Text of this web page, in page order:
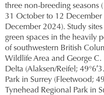
three non-breeding seasons
31 October to 12
December 2024). Study
green spaces in the heavily
of southwestern British
Wildlife Area and George
Delta (Alaksen/Reifel;
Park in Surrey (Fleetwood;
Tynehead Regional Park in